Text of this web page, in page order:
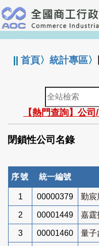
跳
到
主
要
:::
||首頁〉統計專區〉
全
站
檢
索
【熱門查詢】公
閉鎖性公司名錄
序號 統一編號
1 00000379 勤宸
2 00001449 嘉霆
3 00001460 量子